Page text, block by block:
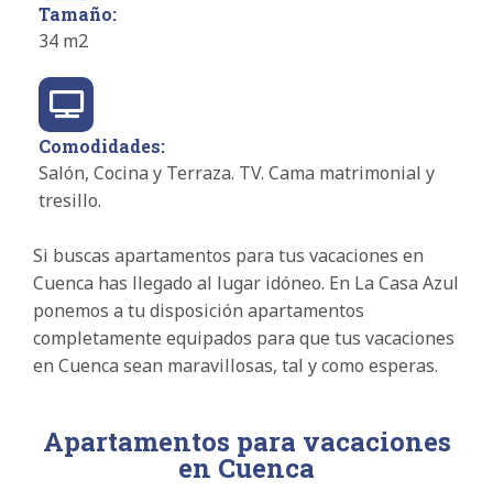
Tamaño:
34 m2
Comodidades:
Salón, Cocina y Terraza. TV. Cama matrimonial y
tresillo.
Si buscas apartamentos para tus vacaciones en
Cuenca has llegado al lugar idóneo. En La Casa Azul
ponemos a tu disposición apartamentos
completamente equipados para que tus vacaciones
en Cuenca sean maravillosas, tal y como esperas.
Apartamentos para vacaciones
en Cuenca